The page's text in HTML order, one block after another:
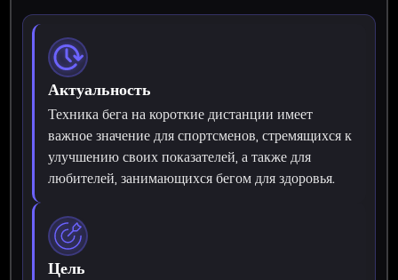
Актуальность
Техника бега на короткие дистанции имеет
важное значение для спортсменов, стремящихся к
улучшению своих показателей, а также для
любителей, занимающихся бегом для здоровья.
Цель